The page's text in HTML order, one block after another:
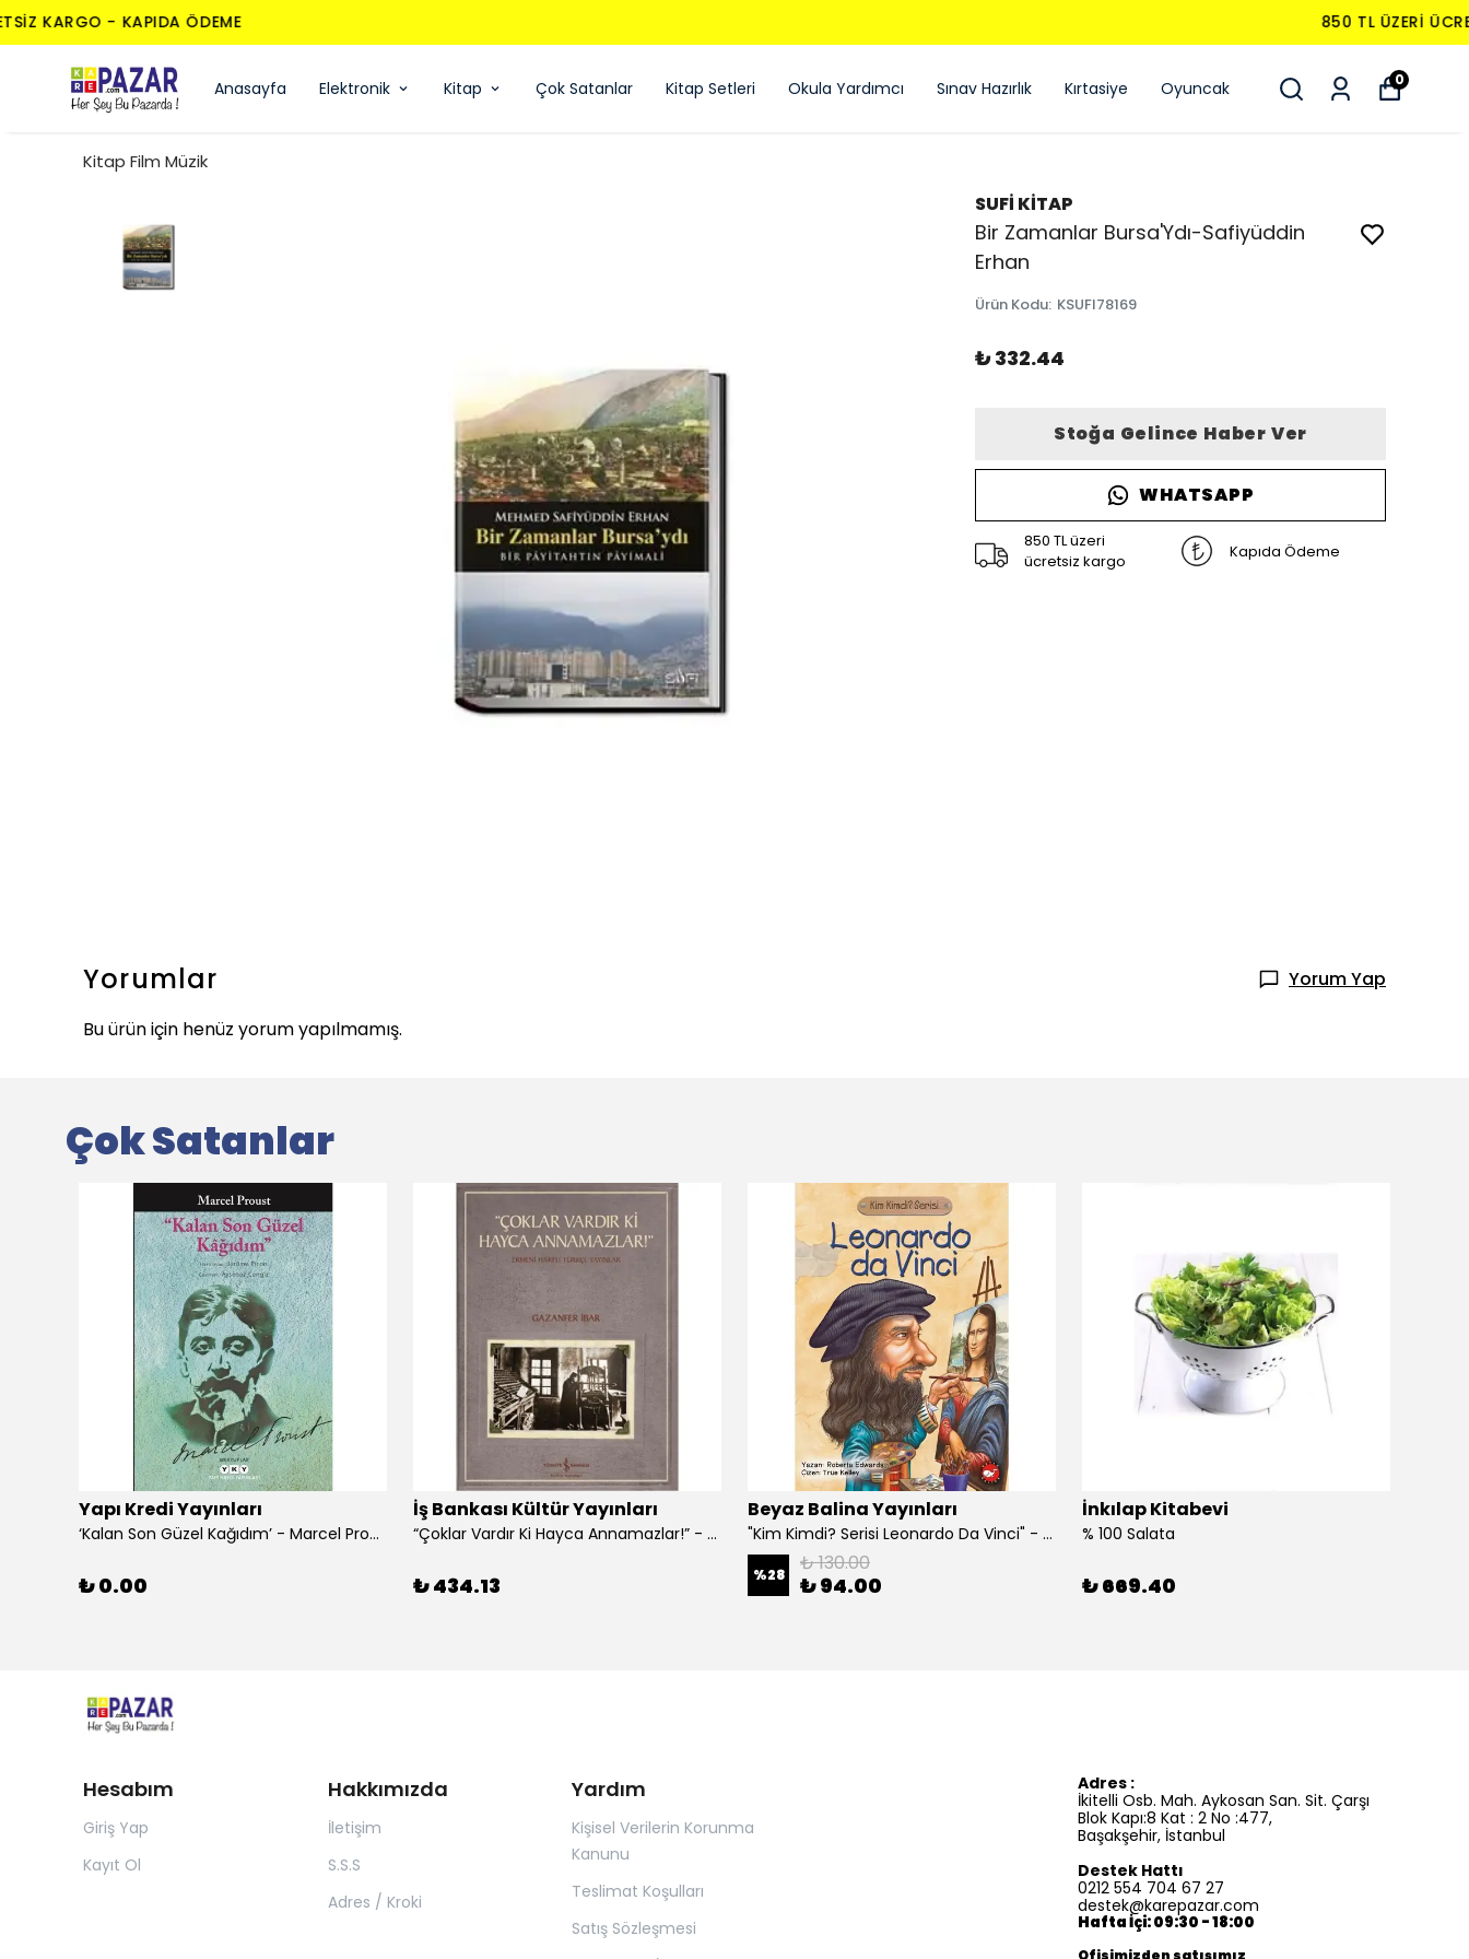
Anasayfa Elektronik Kitap Çok Satanlar Kitap Setleri Okula Yardımcı Sınav Hazırlık Kırtasiye Oyuncak 0
Kitap Film Müzik
SUFİ KİTAP
Bir Zamanlar Bursa'Ydı-Safiyüddin
Erhan
Ürün Kodu: KSUFI78169
₺ 332.44
Stoğa Gelince Haber Ver
WHATSAPP
850 TL üzeri
ücretsiz kargo
Kapıda Ödeme
Yorumlar
Yorum Yap
Bu ürün için henüz yorum yapılmamış.
Çok Satanlar
Yapı Kredi Yayınları
‘Kalan Son Güzel Kağıdım’ - Marcel Proust
₺ 0.00
İş Bankası Kültür Yayınları
“Çoklar Vardır Ki Hayca Annamazlar!” - Gazanfer İbar
₺ 434.13
Beyaz Balina Yayınları
"Kim Kimdi? Serisi Leonardo Da Vinci" - Roberta Edwards
%28 ₺ 130.00
₺ 94.00
İnkılap Kitabevi
% 100 Salata
₺ 669.40
Hesabım
Giriş Yap
Kayıt Ol
Hakkımızda
İletişim
S.S.S
Adres / Kroki
Yardım
Kişisel Verilerin Korunma
Kanunu
Teslimat Koşulları
Satış Sözleşmesi
Adres :
İkitelli Osb. Mah. Aykosan San. Sit. Çarşı
Blok Kapı:8 Kat : 2 No :477,
Başakşehir, İstanbul
Destek Hattı
0212 554 704 67 27
destek@karepazar.com
Hafta İçi: 09:30 - 18:00
Ofisimizden satışımız